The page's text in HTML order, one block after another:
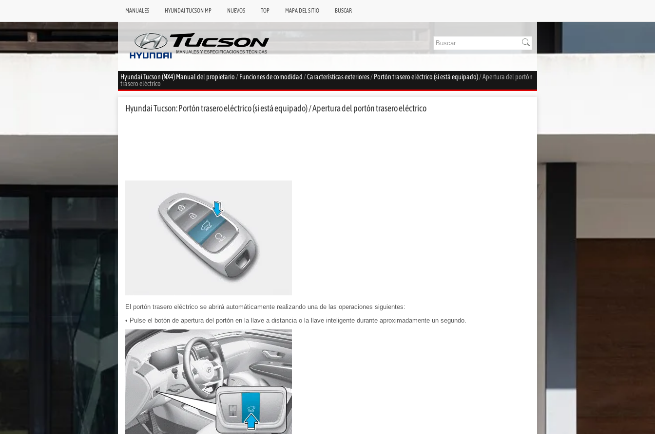
MANUALES HYUNDAI TUCSON MP NUEVOS TOP MAPA DEL SITIO BUSCAR
Hyundai Tucson (NX4) Manual del propietario/Funciones de comodidad/Características exteriores/Portón trasero eléctrico (si está equipado)/ Apertura del portón
trasero eléctrico
Hyundai Tucson: Portón trasero eléctrico (si está equipado) / Apertura del portón trasero eléctrico
El portón trasero eléctrico se abrirá automáticamente realizando una de las operaciones siguientes:
• Pulse el botón de apertura del portón en la llave a distancia o la llave inteligente durante aproximadamente un segundo.